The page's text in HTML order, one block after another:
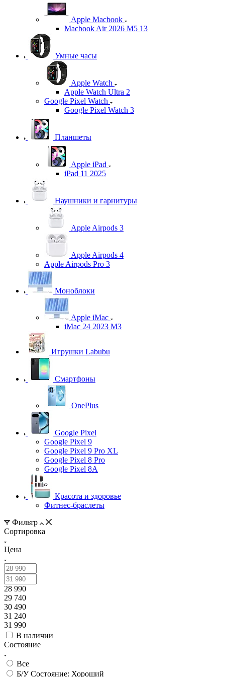
Apple Macbook
Macbook Air 2026 M5 13
Умные часы
Apple Watch
Apple Watch Ultra 2
Google Pixel Watch
Google Pixel Watch 3
Планшеты
Apple iPad
iPad 11 2025
Наушники и гарнитуры
Apple Airpods 3
Apple Airpods 4
Apple Airpods Pro 3
Моноблоки
Apple iMac
iMac 24 2023 M3
Игрушки Labubu
Смартфоны
OnePlus
Google Pixel
Google Pixel 9
Google Pixel 9 Pro XL
Google Pixel 8 Pro
Google Pixel 8A
Красота и здоровье
Фитнес-браслеты
Фильтр
Сортировка
Цена
28 990
29 740
30 490
31 240
31 990
В наличии
Состояние
Все
Б/У Состояние: Хороший